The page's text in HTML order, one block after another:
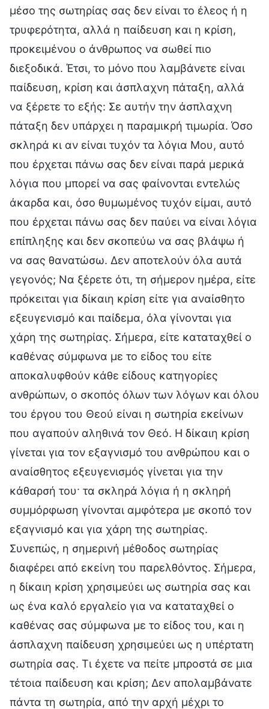
μέσο της σωτηρίας σας δεν είναι το έλεος ή η
τρυφερότητα, αλλά η παίδευση και η κρίση,
προκειμένου ο άνθρωπος να σωθεί πιο
διεξοδικά. Έτσι, το μόνο που λαμβάνετε είναι
παίδευση, κρίση και άσπλαχνη πάταξη, αλλά
να ξέρετε το εξής: Σε αυτήν την άσπλαχνη
πάταξη δεν υπάρχει η παραμικρή τιμωρία. Όσο
σκληρά κι αν είναι τυχόν τα λόγια Μου, αυτό
που έρχεται πάνω σας δεν είναι παρά μερικά
λόγια που μπορεί να σας φαίνονται εντελώς
άκαρδα και, όσο θυμωμένος τυχόν είμαι, αυτό
που έρχεται πάνω σας δεν παύει να είναι λόγια
επίπληξης και δεν σκοπεύω να σας βλάψω ή
να σας θανατώσω. Δεν αποτελούν όλα αυτά
γεγονός; Να ξέρετε ότι, τη σήμερον ημέρα, είτε
πρόκειται για δίκαιη κρίση είτε για αναίσθητο
εξευγενισμό και παίδεμα, όλα γίνονται για
χάρη της σωτηρίας. Σήμερα, είτε καταταχθεί ο
καθένας σύμφωνα με το είδος του είτε
αποκαλυφθούν κάθε είδους κατηγορίες
ανθρώπων, ο σκοπός όλων των λόγων και όλου
του έργου του Θεού είναι η σωτηρία εκείνων
που αγαπούν αληθινά τον Θεό. Η δίκαιη κρίση
γίνεται για τον εξαγνισμό του ανθρώπου και ο
αναίσθητος εξευγενισμός γίνεται για την
κάθαρσή του· τα σκληρά λόγια ή η σκληρή
συμμόρφωση γίνονται αμφότερα με σκοπό τον
εξαγνισμό και για χάρη της σωτηρίας.
Συνεπώς, η σημερινή μέθοδος σωτηρίας
διαφέρει από εκείνη του παρελθόντος. Σήμερα,
η δίκαιη κρίση χρησιμεύει ως σωτηρία σας και
ως ένα καλό εργαλείο για να καταταχθεί ο
καθένας σας σύμφωνα με το είδος του, και η
άσπλαχνη παίδευση χρησιμεύει ως η υπέρτατη
σωτηρία σας. Τι έχετε να πείτε μπροστά σε μια
τέτοια παίδευση και κρίση; Δεν απολαμβάνατε
πάντα τη σωτηρία, από την αρχή μέχρι το